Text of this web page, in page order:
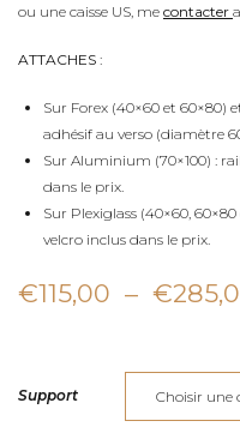
ou une caisse US, me contacter
ATTACHES :
Sur Forex (40×60 et 60×80)
adhésif au verso (diamètre
Sur Aluminium (70×100) :
dans le prix.
Sur Plexiglass (40×60,
velcro inclus dans le prix.
€115,00 – €
Support